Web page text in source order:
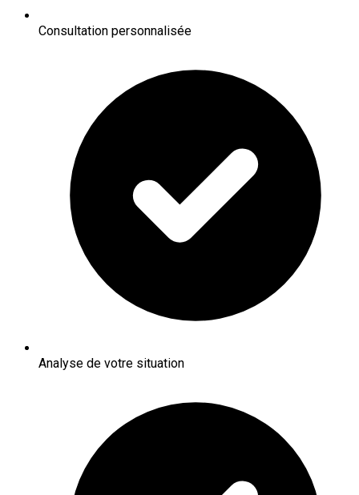
Consultation personnalisée
Analyse de votre situation